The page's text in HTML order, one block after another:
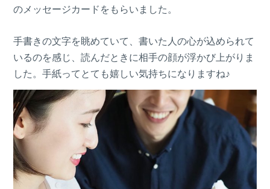
のメッセージカードをもらいました。
手書きの文字を眺めていて、書いた人の心が込められて
いるのを感じ、読んだときに相手の顔が浮かび上がりま
した。手紙ってとても嬉しい気持ちになりますね♪